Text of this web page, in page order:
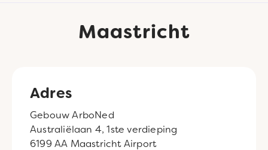
Maastricht
Adres
Gebouw ArboNed
Australiëlaan 4, 1ste verdieping
6199 AA Maastricht Airport